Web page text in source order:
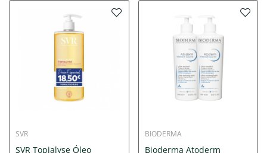
SVR
SVR Topialyse Óleo
BIODERMA
Bioderma Atoderm